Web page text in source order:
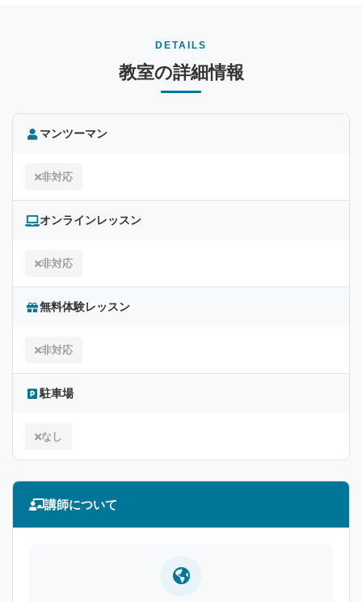
DETAILS
教室の詳細情報
マンツーマン
非対応
オンラインレッスン
非対応
無料体験レッスン
非対応
駐車場
なし
講師について